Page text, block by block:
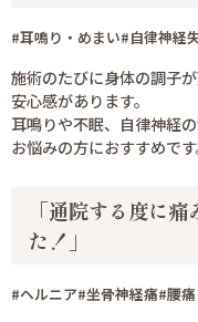
#耳鳴り・めまい#自律神経
施術のたびに身体の調子が
安心感があります。
耳鳴りや不眠、自律神経
お悩みの方におすすめです
「通院する度に
た！」
#ヘルニア#坐骨神経痛#腰痛